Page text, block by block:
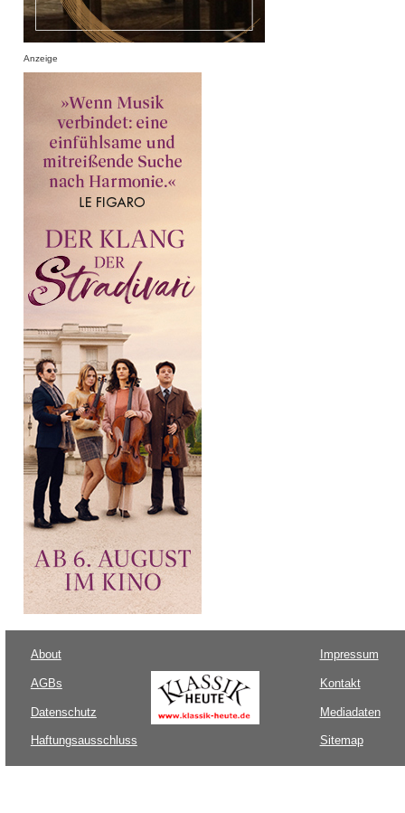
Anzeige
About
AGBs
Datenschutz
Haftungsausschluss
Impressum
Kontakt
Mediadaten
Sitemap